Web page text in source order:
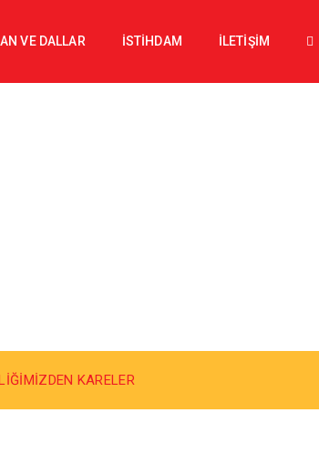
VE DALLAR İSTİHDAM İLETİŞİM
KARELER